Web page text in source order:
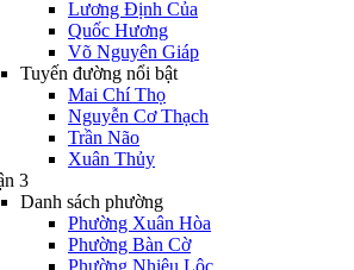
Lương Định Của
Quốc Hương
Võ Nguyên Giáp
Tuyến đường nổi bật
Mai Chí Thọ
Nguyễn Cơ Thạch
Trần Não
Xuân Thủy
3
Danh sách phường
Phường Xuân Hòa
Phường Bàn Cờ
Phường Nhiêu Lộc